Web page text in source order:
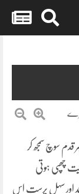
قدم سوچ سمجھ کر
چھپی ہوتی
اور سہل پرست اس